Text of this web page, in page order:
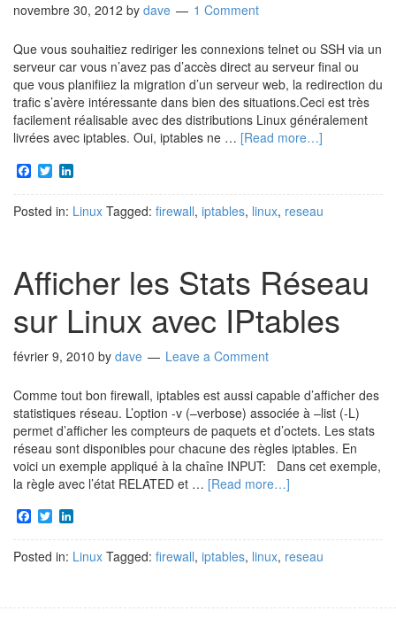
novembre 30, 2012 by dave 1 Comment
Que vous souhaitiez rediriger les connexions telnet ou SSH via un
serveur car vous n’avez pas d’accès direct au serveur final ou
que vous planifiiez la migration d’un serveur web, la redirection du
trafic s’avère intéressante dans bien des situations.Ceci est très
facilement réalisable avec des distributions Linux généralement
livrées avec iptables. Oui, iptables ne … [Read more…]
Facebook
Twitter
Posted in: Linux Tagged: firewall, iptables, linux, reseau
Afficher les Stats Réseau
sur Linux avec IPtables
février 9, 2010 by dave Leave a Comment
Comme tout bon firewall, iptables est aussi capable d’afficher des
statistiques réseau. L’option -v (–verbose) associée à –list (-L)
permet d’afficher les compteurs de paquets et d’octets. Les stats
réseau sont disponibles pour chacune des règles iptables. En
voici un exemple appliqué à la chaîne INPUT: Dans cet exemple,
la règle avec l’état RELATED et … [Read more…]
Facebook
Twitter
Posted in: Linux Tagged: firewall, iptables, linux, reseau